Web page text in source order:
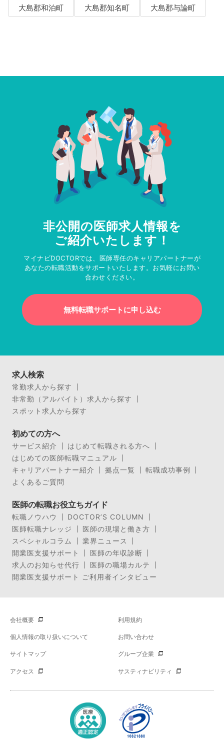
大島郡和泊町
大島郡知名町 大島郡与論町
非公開の医師求人情報を
ご紹介いたします！
マイナビDOCTORでは、医師専任のキャリアパートナーが
あなたの転職活動をサポートいたします。お気軽にお問い
合わせください。
無料転職サポートに申し込む
求人検索
常勤求人から探す
非常勤（アルバイト）求人から探す
スポット求人から探す
初めての方へ
サービス紹介
はじめて転職される方へ
はじめての医師転職マニュアル
キャリアパートナー紹介
拠点一覧
転職成功事例
よくあるご質問
医師の転職お役立ちガイド
転職ノウハウ
DOCTOR’S COLUMN
医師転職ナレッジ
医師の現場と働き方
スペシャルコラム
業界ニュース
開業医支援サポート
医師の年収診断
求人のお知らせ代行
医師の職場カルテ
開業医支援サポート ご利用者インタビュー
会社概要 利用規約
個人情報の取り扱いについて お問い合わせ
サイトマップ グループ企業
アクセス サスティナビリティ